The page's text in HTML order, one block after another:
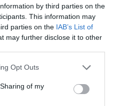
by third parties on the
This information may
parties on the IAB’s List of
may further disclose it to other
Opt Outs
of my
lo que importan
pierde dos pleitos
por 700.000
y sigue